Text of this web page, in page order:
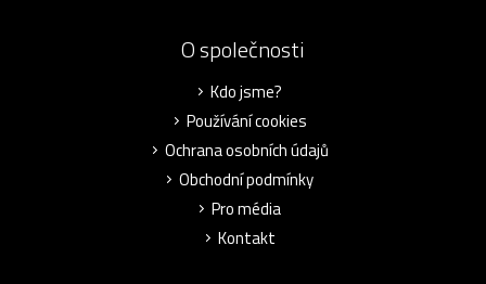
O společnosti
Kdo jsme?
Používání cookies
Ochrana osobních údajů
Obchodní podmínky
Pro média
Kontakt